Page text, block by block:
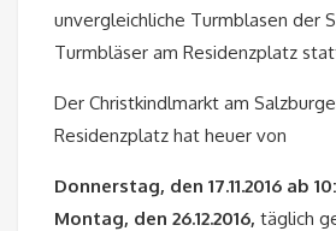
unvergleichliche Turmblasen der
Turmbläser am Residenzplatz
Der Christkindlmarkt am
Residenzplatz hat heuer von
Donnerstag, den 17.11.2016 ab
Montag, den 26.12.2016, täglich